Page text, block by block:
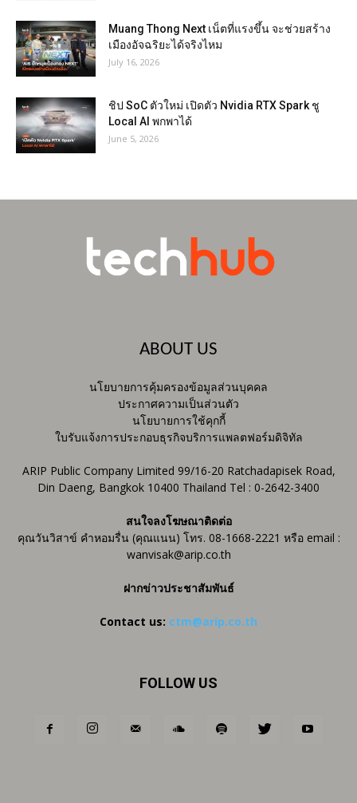
Muang Thong Next เน็ตที่แรงขึ้น จะช่วยสร้าง
เมืองอัจฉริยะได้จริงไหม
July 16, 2026
ชิป SoC ตัวใหม่ เปิดตัว Nvidia RTX Spark ชู
Local AI พกพาได้
June 5, 2026
ABOUT US
นโยบายการคุ้มครองข้อมูลส่วนบุคคล
ประกาศความเป็นส่วนตัว
นโยบายการใช้คุกกี้
ใบรับแจ้งการประกอบธุรกิจบริการแพลตฟอร์มดิจิทัล
ARIP Public Company Limited 99/16-20 Ratchadapisek Road,
Din Daeng, Bangkok 10400 Thailand Tel : 0-2642-3400
สนใจลงโฆษณาติดต่อ
คุณวันวิสาข์ คำหอมรื่น (คุณแนน) โทร. 08-1668-2221 หรือ email :
wanvisak@arip.co.th
ฝากข่าวประชาสัมพันธ์
Contact us: ctm@arip.co.th
FOLLOW US